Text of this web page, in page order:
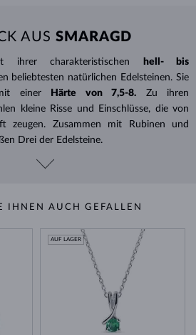
AUS SMARAGD
charakteristischen
hell- bis
beliebtesten natürlichen Edelsteinen. Sie
einer
Härte von 7,5-8.
Zu ihren
kleine Risse und Einschlüsse, die von
zeugen. Zusammen mit Rubinen und
Drei der Edelsteine.
IHNEN AUCH GEFALLEN
AUF LAGER